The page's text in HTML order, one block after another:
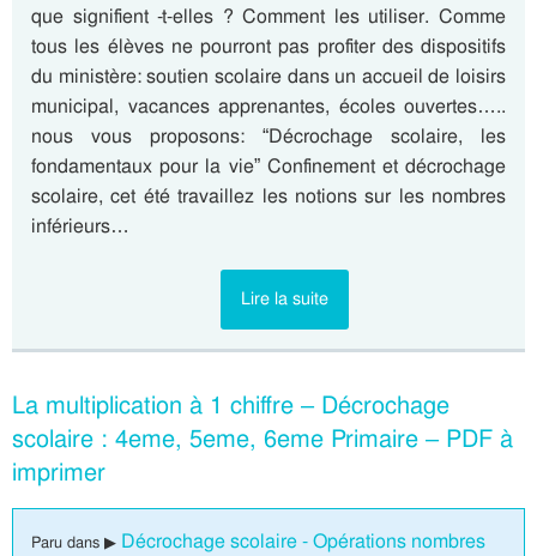
que signifient -t-elles ? Comment les utiliser. Comme
tous les élèves ne pourront pas profiter des dispositifs
du ministère: soutien scolaire dans un accueil de loisirs
municipal, vacances apprenantes, écoles ouvertes…..
nous vous proposons: “Décrochage scolaire, les
fondamentaux pour la vie” Confinement et décrochage
scolaire, cet été travaillez les notions sur les nombres
inférieurs…
Lire la suite
La multiplication à 1 chiffre – Décrochage
scolaire : 4eme, 5eme, 6eme Primaire – PDF à
imprimer
Paru dans ▶ Décrochage scolaire - Opérations nombres